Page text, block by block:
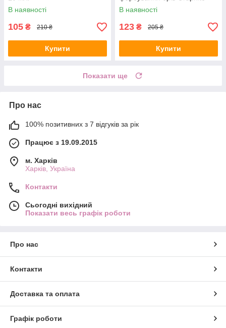
В наявності
105 ₴ 210 ₴
Купити
В наявності
123 ₴ 205 ₴
Купити
Показати ще
Про нас
100% позитивних з 7 відгуків за рік
Працює з 19.09.2015
м. Харків
Харків, Україна
Контакти
Сьогодні вихідний
Показати весь графік роботи
Про нас
Контакти
Доставка та оплата
Графік роботи